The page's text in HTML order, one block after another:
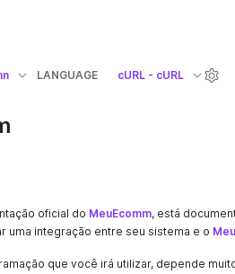
LANGUAGE cURL - cURL
oficial do MeuEcomm, está
uma integração entre seu sistema e o
que você irá utilizar, depende